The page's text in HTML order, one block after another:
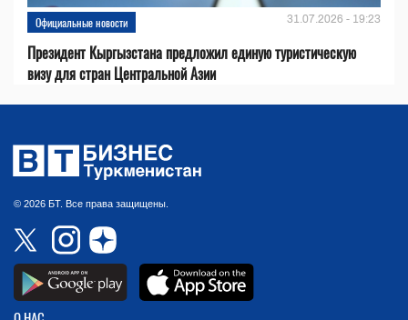
Официальные новости 31.07.2026 - 19:23
Президент Кыргызстана предложил единую туристическую
визу для стран Центральной Азии
© 2026 БТ. Все права защищены.